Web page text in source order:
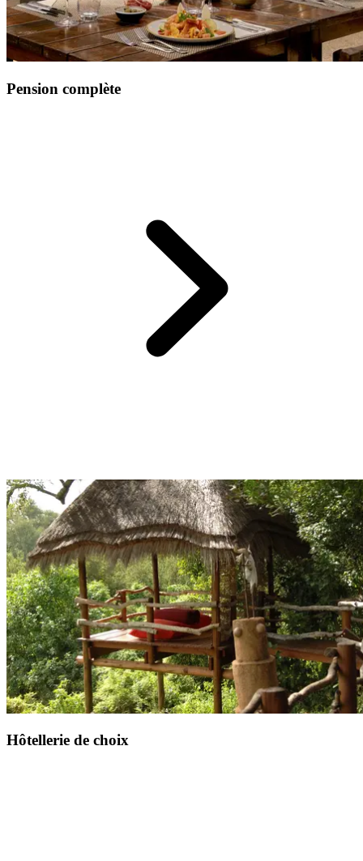
Pension complète
Lors de votre Circuit by Club Med, vous profitez de la pension
complète avec un forfait boisson à chaque repas.
Hôtellerie de choix